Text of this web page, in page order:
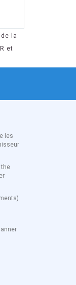
la
et
les
the